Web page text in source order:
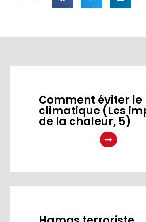
Comment éviter le
climatique (Les
de la chaleur, 5)